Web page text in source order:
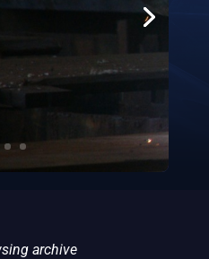
archive